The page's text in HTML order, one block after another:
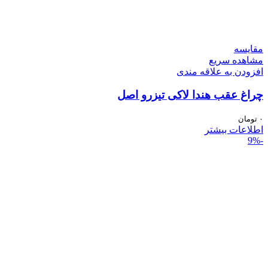
مقایسه
مشاهده سریع
افزودن به علاقه مندی
چراغ عقب هندا لاکی تیزرو اصل
۰ تومان
اطلاعات بیشتر
-9%